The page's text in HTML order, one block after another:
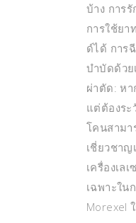
บ้าง การ
การใช้ยา
ด์ได้ การ
บำบัดด้วย
ผ่าตัด: ห
แต่ต้องร
โคนสามา
เชี่ยวชา
เครื่องเล
เฉพาะใน
Morexel